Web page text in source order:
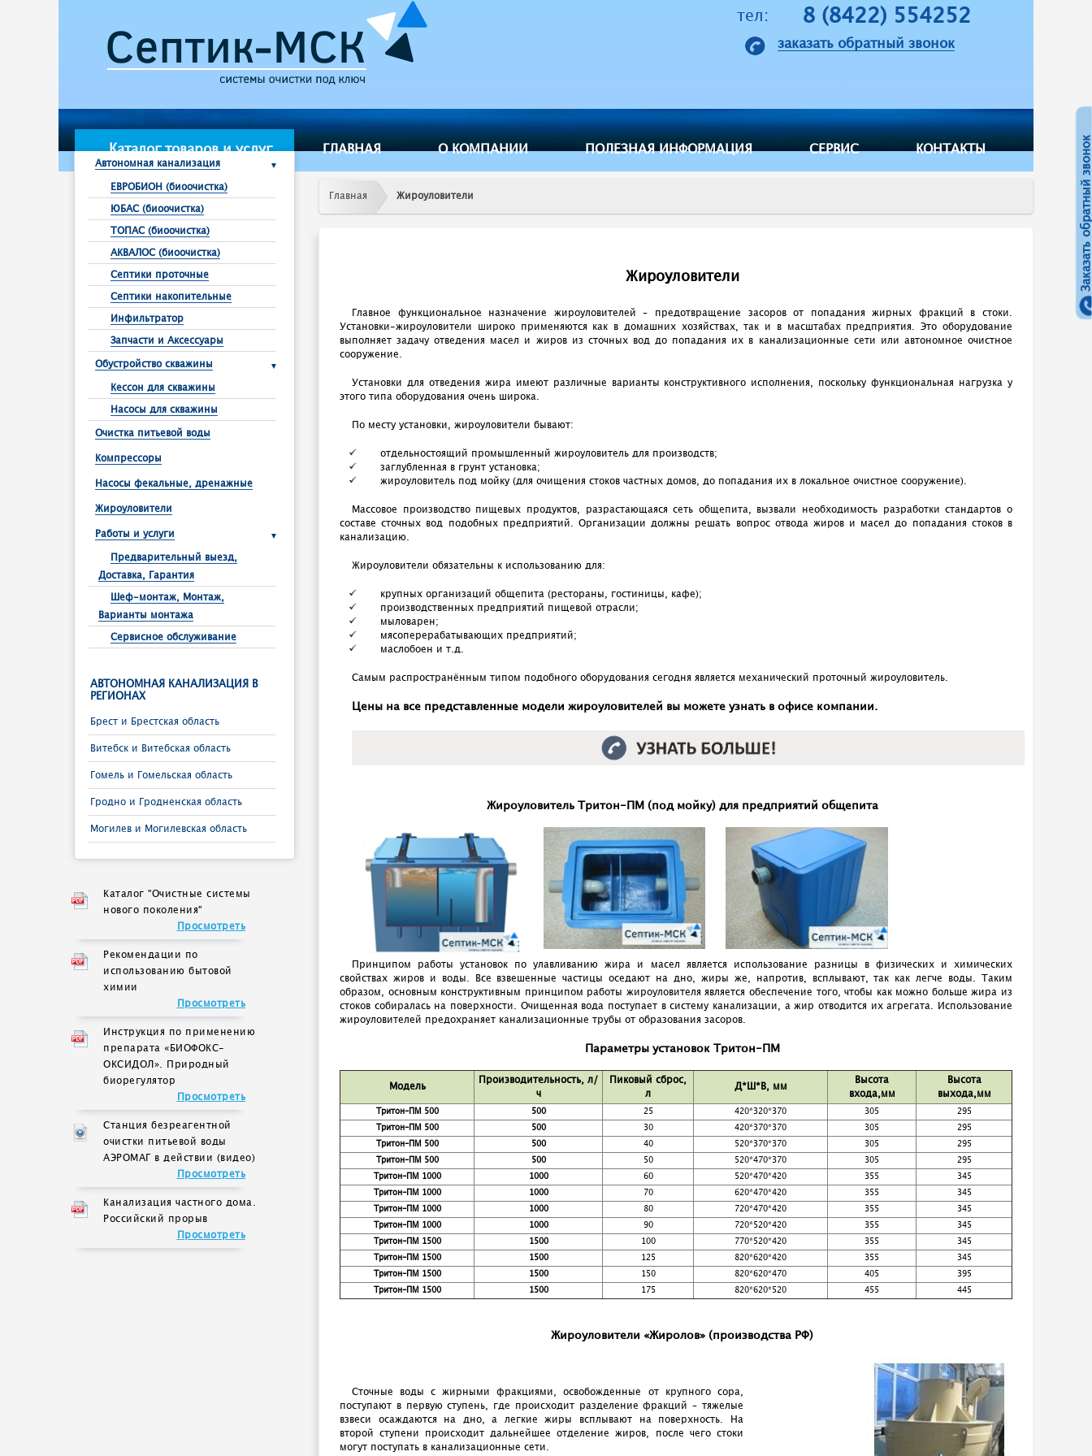
Заказать обратный звонок
тел: 8 (8422) 554252
заказать обратный звонок
Каталог товаров и услуг
Автономная канализация
ЕВРОБИОН (биоочистка)
ЮБАС (биоочистка)
ТОПАС (биоочистка)
АКВАЛОС (биоочистка)
Септики проточные
Септики накопительные
Инфильтратор
Запчасти и Аксессуары
Обустройство скважины
Кессон для скважины
Насосы для скважины
Очистка питьевой воды
Компрессоры
Насосы фекальные, дренажные
Жироуловители
Работы и услуги
Предварительный выезд,
Доставка, Гарантия
Шеф-монтаж, Монтаж,
Варианты монтажа
Сервисное обслуживание
АВТОНОМНАЯ КАНАЛИЗАЦИЯ В
РЕГИОНАХ
Брест и Брестcкая область
Витебск и Витебская область
Гомель и Гомельская область
Гродно и Гродненская область
Могилев и Могилевская область
ГЛАВНАЯ О КОМПАНИИ ПОЛЕЗНАЯ ИНФОРМАЦИЯ СЕРВИС КОНТАКТЫ
Главная Жироуловители
Жироуловители
Главное функциональное назначение жироуловителей – предотвращение засоров от попадания жирных фракций в стоки.
Установки-жироуловители широко применяются как в домашних хозяйствах, так и в масштабах предприятия. Это оборудование
выполняет задачу отведения масел и жиров из сточных вод до попадания их в канализационные сети или автономное очистное
сооружение.
Установки для отведения жира имеют различные варианты конструктивного исполнения, поскольку функциональная нагрузка у
этого типа оборудования очень широка.
По месту установки, жироуловители бывают:
отдельностоящий промышленный жироуловитель для производств;
заглубленная в грунт установка;
жироуловитель под мойку (для очищения стоков частных домов, до попадания их в локальное очистное сооружение).
Массовое производство пищевых продуктов, разрастающаяся сеть общепита, вызвали необходимость разработки стандартов о
составе сточных вод подобных предприятий. Организации должны решать вопрос отвода жиров и масел до попадания стоков в
канализацию.
Жироуловители обязательны к использованию для:
крупных организаций общепита (рестораны, гостиницы, кафе);
производственных предприятий пищевой отрасли;
мыловарен;
мясоперерабатывающих предприятий;
маслобоен и т.д.
Самым распространённым типом подобного оборудования сегодня является механический проточный жироуловитель.
Цены на все представленные модели жироуловителей вы можете узнать в офисе компании.
Жироуловитель Тритон-ПМ (под мойку) для предприятий общепита
Принципом работы установок по улавливанию жира и масел является использование разницы в физических и химических
свойствах жиров и воды. Все взвешенные частицы оседают на дно, жиры же, напротив, всплывают, так как легче воды. Таким
образом, основным конструктивным принципом работы жироуловителя является обеспечение того, чтобы как можно больше жира из
стоков собиралась на поверхности. Очищенная вода поступает в систему канализации, а жир отводится их агрегата. Использование
жироуловителей предохраняет канализационные трубы от образования засоров.
Параметры установок Тритон-ПМ
Модель
Производительность, л/
ч
Пиковый сброс,
л
Д*Ш*В, мм
Высота
входа,мм
Высота
выхода,мм
Тритон-ПМ 500 500 25 420*320*370 305
295
Тритон-ПМ 500
500 30 420*370*370 305
295
Тритон-ПМ 500
500 40 520*370*370 305
295
Тритон-ПМ 500
500 50 520*470*370 305
295
Тритон-ПМ 1000
1000 60 520*470*420 355
345
Тритон-ПМ 1000
1000 70 620*470*420 355
345
Тритон-ПМ 1000
1000 80 720*470*420 355
345
Тритон-ПМ 1000
1000 90 720*520*420 355
345
Тритон-ПМ 1500
1500 100 770*520*420 355
345
Тритон-ПМ 1500
1500 125 820*620*420 355
345
Тритон-ПМ 1500
1500 150 820*620*470 405
395
Тритон-ПМ 1500
1500 175 820*620*520 455 445
Жироуловители «Жиролов» (производства РФ)
Сточные воды с жирными фракциями, освобожденные от крупного сора,
поступают в первую ступень, где происходит разделение фракций – тяжелые
взвеси осаждаются на дно, а легкие жиры всплывают на поверхность. На
второй ступени происходит дальнейшее отделение жиров, после чего стоки
могут поступать в канализационные сети.
Каталог "Очистные системы
нового поколения"
Просмотреть
Рекомендации по
использованию бытовой
химии
Просмотреть
Инструкция по применению
препарата «БИОФОКС-
ОКСИДОЛ». Природный
биорегулятор
Просмотреть
Станция безреагентной
очистки питьевой воды
АЭРОМАГ в действии (видео)
Просмотреть
Канализация частного дома.
Российский прорыв
Просмотреть